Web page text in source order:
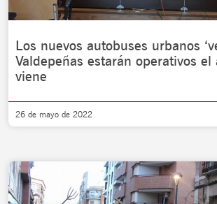
Los nuevos autobuses urbanos
Valdepeñas estarán operativos el
viene
26 de mayo de 2022